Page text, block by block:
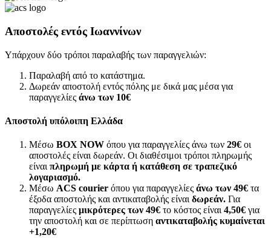
Αποστολές εντός Ιωαννίνων
Υπάρχουν δύο τρόποι παραλαβής των παραγγελιών:
Παραλαβή από το κατάστημα.
Δωρεάν αποστολή εντός πόλης με δικά μας μέσα για
παραγγελίες άνω των 10€
Αποστολή υπόλοιπη Ελλάδα
Μέσω BOX NOW όπου για παραγγελίες άνω των 29€ οι
αποστολές είναι δωρεάν. Οι διαθέσιμοι τρόποι πληρωμής
είναι πληρωμή με κάρτα ή κατάθεση σε τραπεζικό
λογαριασμό.
Μέσω ACS courier όπου για παραγγελίες άνω των 49€ τα
έξοδα αποστολής και αντικαταβολής είναι δωρεάν. Για
παραγγελίες μικρότερες των 49€ το κόστος είναι 4,50€ για
την αποστολή και σε περίπτωση αντικαταβολής κυμαίνεται
+1,20€